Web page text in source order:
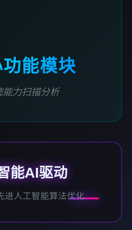
能模块
能力扫描分析
能AI驱动
进人工智能算法优化